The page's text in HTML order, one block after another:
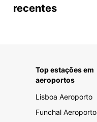
recentes
Top estações em
aeroportos
Lisboa Aeroporto
Funchal Aeroporto